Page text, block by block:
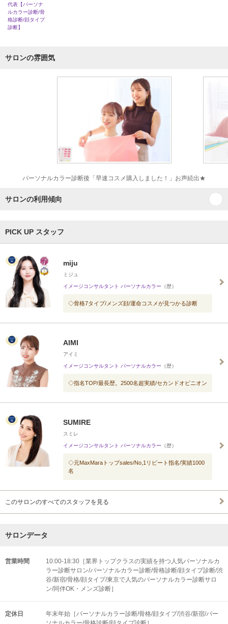
代表【パーソナ
ルカラー診断/骨
格診断/顔タイプ
診断】
サロンの雰囲気
パーソナルカラー診断後「早速コスメ購入しました！」お声続出★
サロンの利用傾向
PICK UP スタッフ
miju
ミジュ
イメージコンサルタント パーソナルカラー （歴）
◇骨格7タイプ/メンズ顔/運命コスメが見つかる診断
AIMI
アイミ
イメージコンサルタント パーソナルカラー （歴）
◇指名TOP/最長歴。2500名超実績/セカンドオピニオン
SUMIRE
スミレ
イメージコンサルタント パーソナルカラー （歴）
◇元MaxMaraトップsales/No,1リピート指名/実績1000
名
このサロンのすべてのスタッフを見る
サロンデータ
営業時間
10:00-18:30［業界トップクラスの実績を持つ人気パーソナルカ
ラー診断サロン/パーソナルカラー診断/骨格診断/顔タイプ診断/渋
谷/新宿/骨格/顔タイプ/東京で人気のパーソナルカラー診断サロ
ン/同伴OK・メンズ診断］
定休日
年末年始［パーソナルカラー診断/骨格/顔タイプ/渋谷/新宿/パー